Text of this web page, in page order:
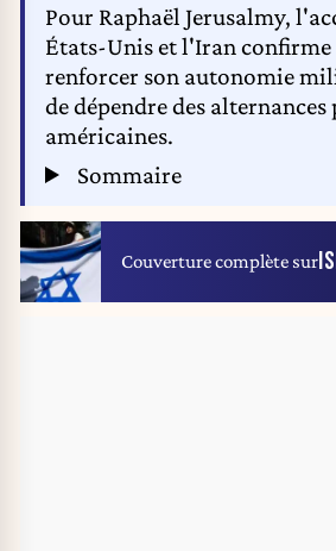
Pour Raphaël Jerusalmy,
États-Unis et l'Iran
renforcer son autonomie
de dépendre des
américaines.
Sommaire
Couverture complète sur